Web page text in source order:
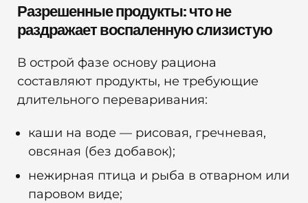
Разрешенные продукты: что не
раздражает воспаленную слизистую
В острой фазе основу рациона
составляют продукты, не требующие
длительного переваривания:
каши на воде — рисовая, гречневая,
овсяная (без добавок);
нежирная птица и рыба в отварном или
паровом виде;